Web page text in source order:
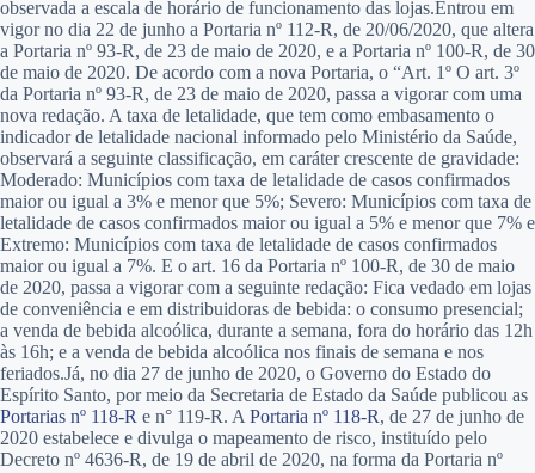
observada a escala de horário de funcionamento das lojas.Entrou em
vigor no dia 22 de junho a Portaria nº 112-R, de 20/06/2020, que altera
a Portaria nº 93-R, de 23 de maio de 2020, e a Portaria nº 100-R, de 30
de maio de 2020. De acordo com a nova Portaria, o “Art. 1º O art. 3º
da Portaria nº 93-R, de 23 de maio de 2020, passa a vigorar com uma
nova redação. A taxa de letalidade, que tem como embasamento o
indicador de letalidade nacional informado pelo Ministério da Saúde,
observará a seguinte classificação, em caráter crescente de gravidade:
Moderado: Municípios com taxa de letalidade de casos confirmados
maior ou igual a 3% e menor que 5%; Severo: Municípios com taxa de
letalidade de casos confirmados maior ou igual a 5% e menor que 7% e
Extremo: Municípios com taxa de letalidade de casos confirmados
maior ou igual a 7%. E o art. 16 da Portaria nº 100-R, de 30 de maio
de 2020, passa a vigorar com a seguinte redação: Fica vedado em lojas
de conveniência e em distribuidoras de bebida: o consumo presencial;
a venda de bebida alcoólica, durante a semana, fora do horário das 12h
às 16h; e a venda de bebida alcoólica nos finais de semana e nos
feriados.Já, no dia 27 de junho de 2020, o Governo do Estado do
Espírito Santo, por meio da Secretaria de Estado da Saúde publicou as
Portarias nº 118-R e n° 119-R. A Portaria nº 118-R, de 27 de junho de
2020 estabelece e divulga o mapeamento de risco, instituído pelo
Decreto nº 4636-R, de 19 de abril de 2020, na forma da Portaria nº